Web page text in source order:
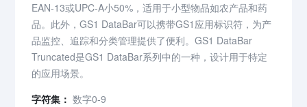
EAN-13或UPC-A小50%，适用于小型物品如农产品和药
品。此外，GS1 DataBar可以携带GS1应用标识符，为产
品监控、追踪和分类管理提供了便利。GS1 DataBar
Truncated是GS1 DataBar系列中的一种，设计用于特定
的应用场景。
字符集： 数字0-9